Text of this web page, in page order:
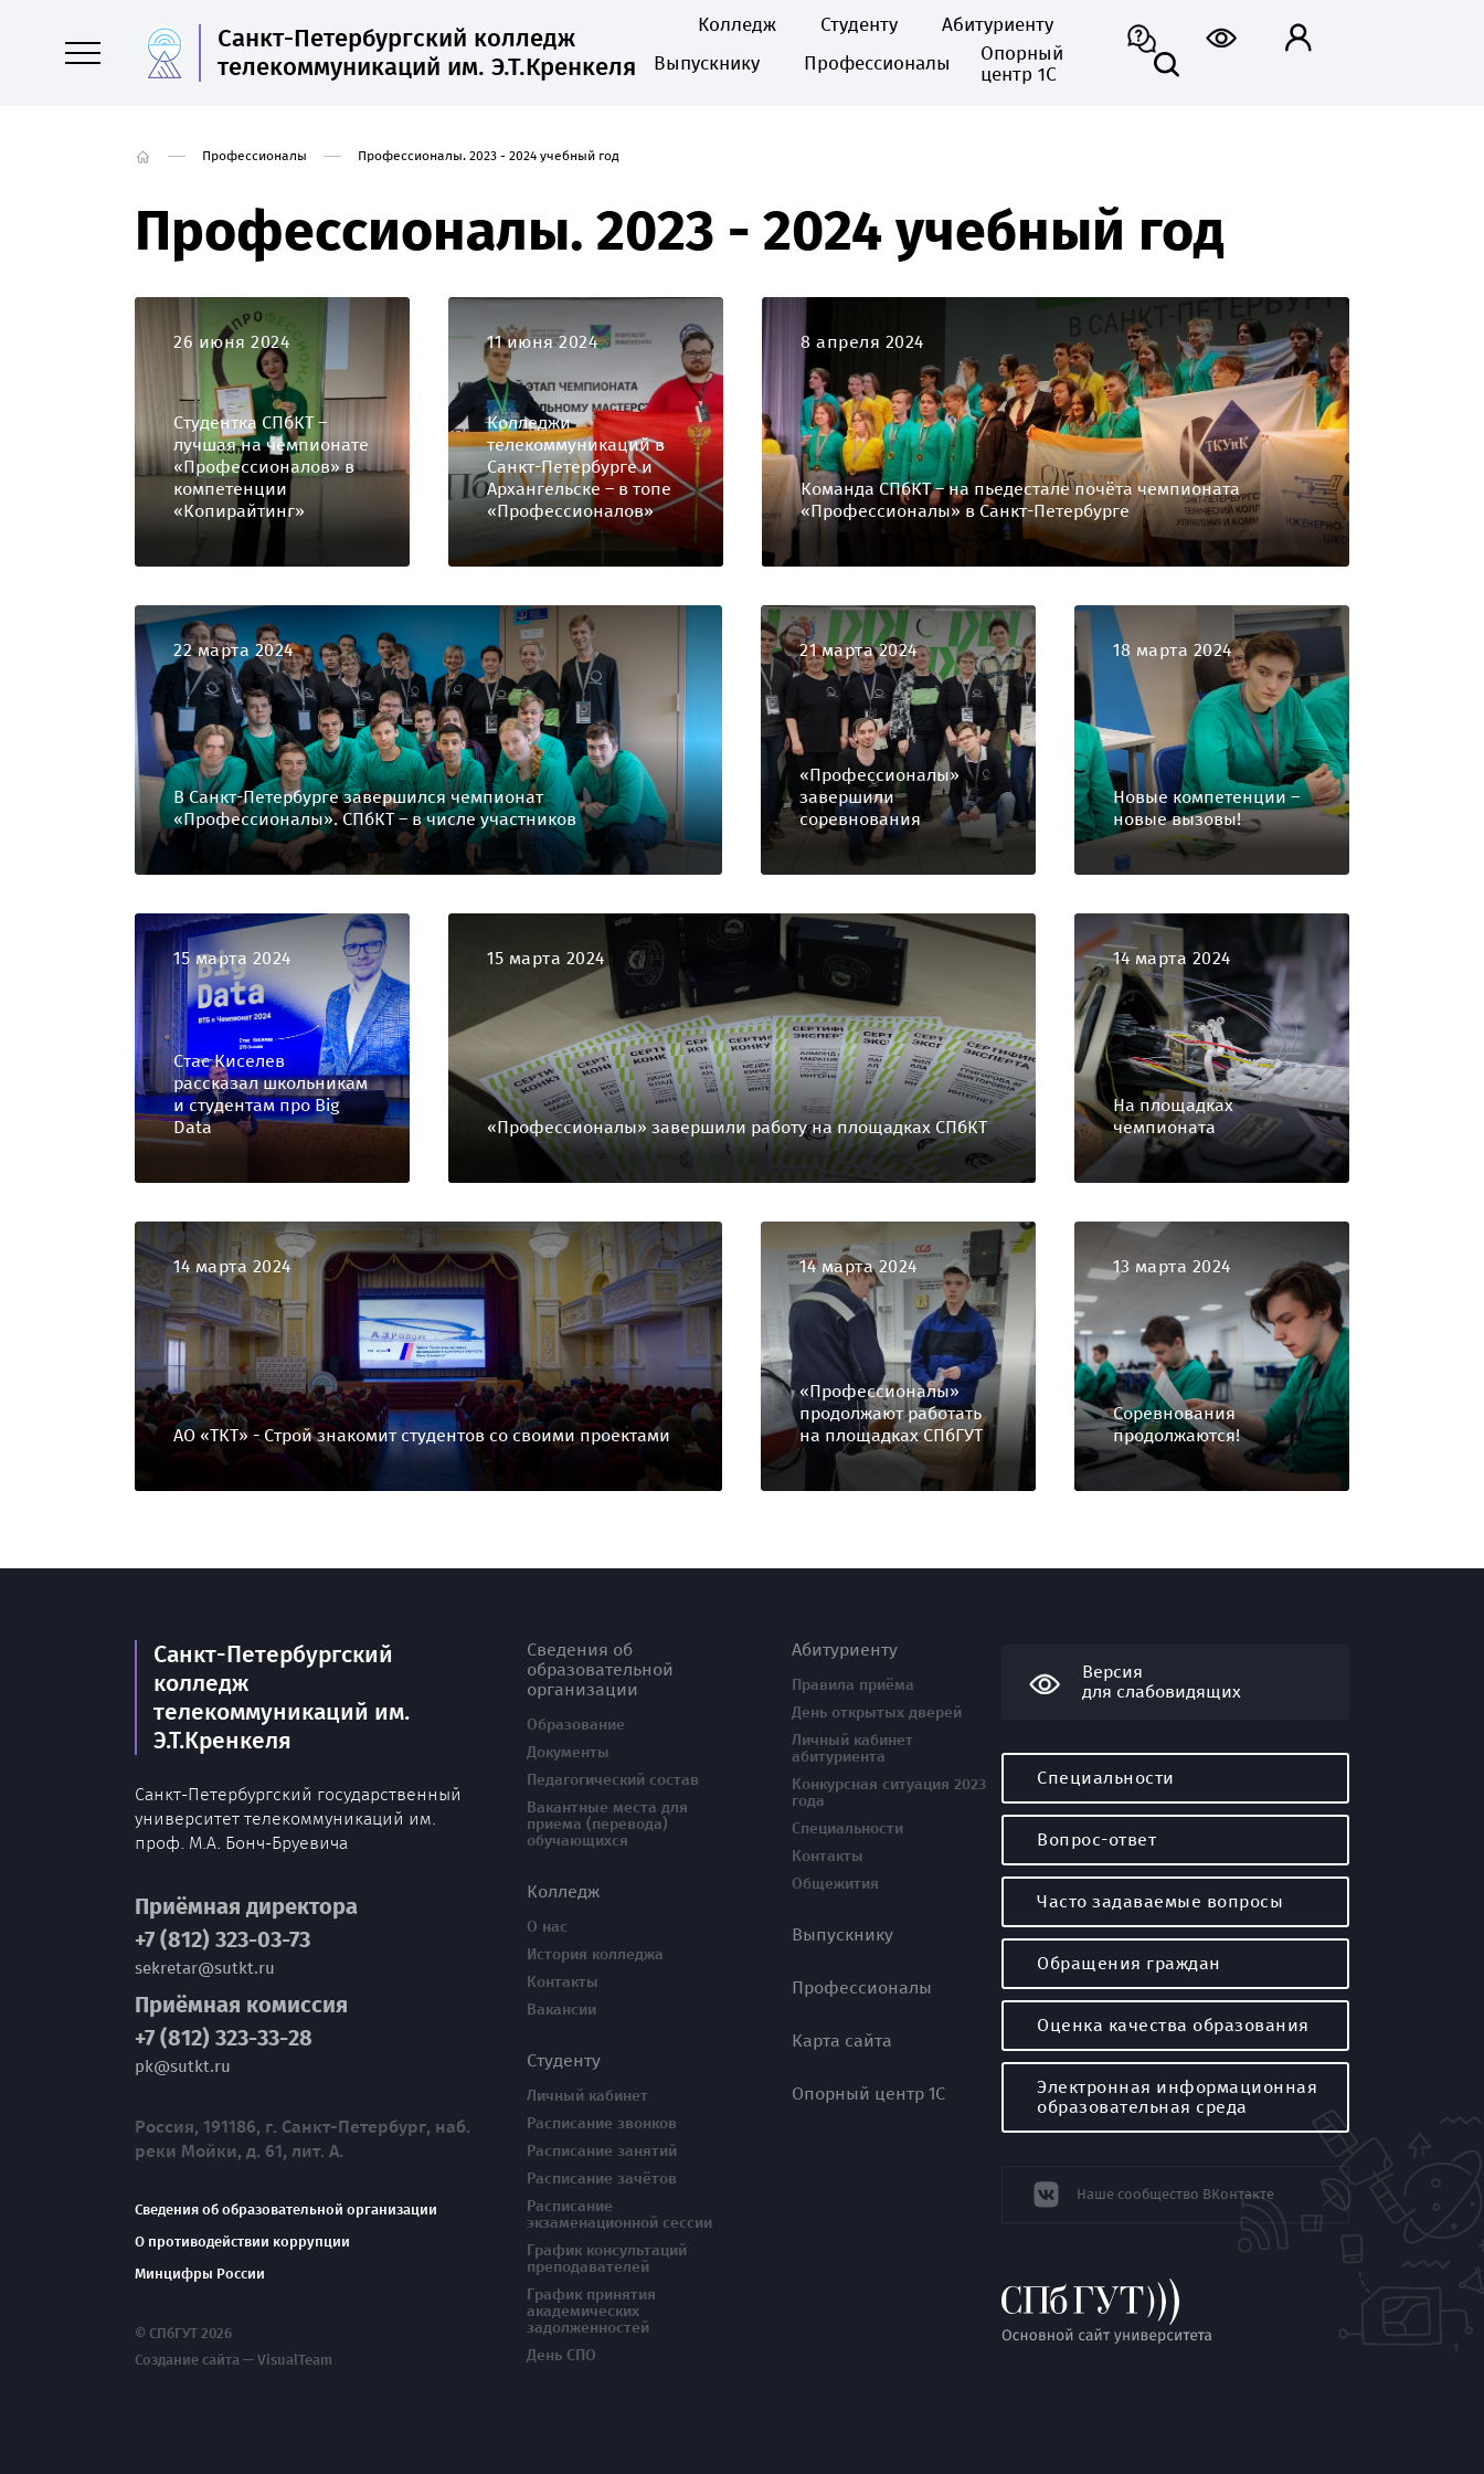
Санкт-Петербургский колледж
телекоммуникаций им. Э.Т.Кренкеля
Колледж Студенту
Абитуриенту
Выпускнику
Профессионалы
Опорный
центр 1С
Профессионалы Профессионалы. 2023 - 2024 учебный год
Профессионалы. 2023 - 2024 учебный год
26 июня 2024
Студентка СПбКТ –
лучшая на чемпионате
«Профессионалов» в
компетенции
«Копирайтинг»
11 июня 2024
Колледжи
телекоммуникаций в
Санкт-Петербурге и
Архангельске – в топе
«Профессионалов»
8 апреля 2024
Команда СПбКТ – на пьедестале почёта чемпионата
«Профессионалы» в Санкт-Петербурге
22 марта 2024
В Санкт-Петербурге завершился чемпионат
«Профессионалы». СПбКТ – в числе участников
21 марта 2024
«Профессионалы»
завершили
соревнования
18 марта 2024
Новые компетенции –
новые вызовы!
15 марта 2024
Стас Киселев
рассказал школьникам
и студентам про Big
Data
15 марта 2024
«Профессионалы» завершили работу на площадках СПбКТ
14 марта 2024
На площадках
чемпионата
14 марта 2024
АО «ТКТ» - Строй знакомит студентов со своими проектами
14 марта 2024
«Профессионалы»
продолжают работать
на площадках СПбГУТ
13 марта 2024
Соревнования
продолжаются!
Санкт-Петербургский
колледж
телекоммуникаций им.
Э.Т.Кренкеля
Санкт-Петербургский государственный
университет телекоммуникаций им.
проф. М.А. Бонч-Бруевича
Приёмная директора
+7 (812) 323-03-73
sekretar@sutkt.ru
Приёмная комиссия
+7 (812) 323-33-28
pk@sutkt.ru
Россия, 191186, г. Санкт-Петербург, наб.
реки Мойки, д. 61, лит. А.
Сведения об образовательной организации
О противодействии коррупции
Минцифры России
© СПбГУТ 2026
Создание сайта — VisualTeam
Сведения об
образовательной
организации
Образование
Документы
Педагогический состав
Вакантные места для
приема (перевода)
обучающихся
Колледж
О нас
История колледжа
Контакты
Вакансии
Студенту
Личный кабинет
Расписание звонков
Расписание занятий
Расписание зачётов
Расписание
экзаменационной сессии
График консультаций
преподавателей
График принятия
академических
задолженностей
День СПО
Абитуриенту
Правила приёма
День открытых дверей
Личный кабинет
абитуриента
Конкурсная ситуация 2023
года
Специальности
Контакты
Общежития
Выпускнику
Профессионалы
Карта сайта
Опорный центр 1С
Версия
для слабовидящих
Специальности
Вопрос-ответ
Часто задаваемые вопросы
Обращения граждан
Оценка качества образования
Электронная информационная
образовательная среда
Наше сообщество ВКонтакте